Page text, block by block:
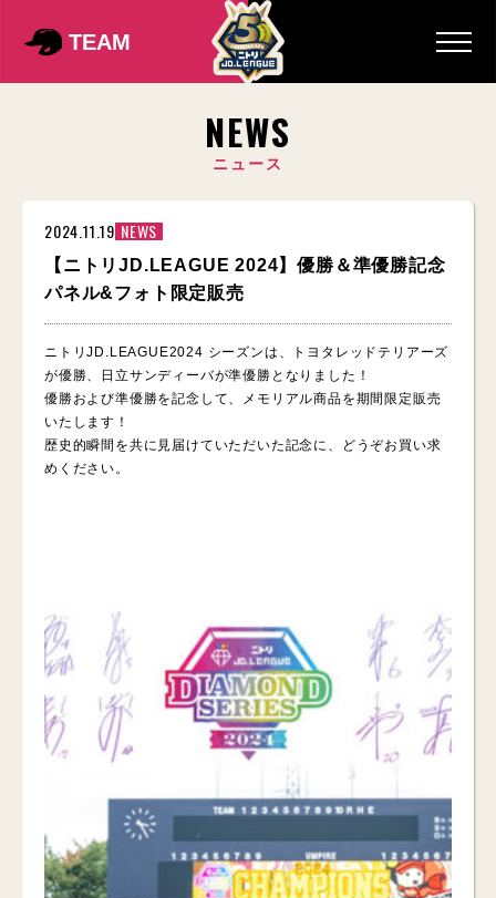
TEAM
NEWS
ニュース
2024.11.19 NEWS
【ニトリJD.LEAGUE 2024】優勝＆準優勝記念
パネル&フォト限定販売
ニトリJD.LEAGUE2024 シーズンは、トヨタレッドテリアーズ
が優勝、日立サンディーバが準優勝となりました！
優勝および準優勝を記念して、メモリアル商品を期間限定販売
いたします！
歴史的瞬間を共に見届けていただいた記念に、どうぞお買い求
めください。